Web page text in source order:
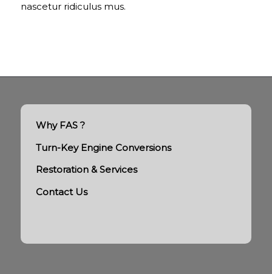
nascetur ridiculus mus.
Why FAS ?
Turn-Key Engine Conversions
Restoration & Services
Contact Us